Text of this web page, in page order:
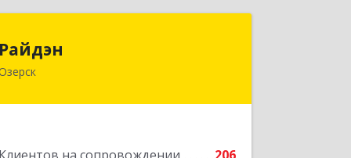
Райдэн
456783, Челябинская обл, Озерск г,